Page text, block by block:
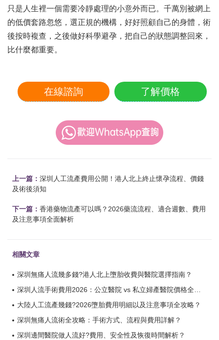
只是人生裡一個需要冷靜處理的小意外而已。千萬別被網上
的低價套路忽悠，選正規的機構，好好照顧自己的身體，術
後按時複查，之後做好科學避孕，把自己的狀態調整回來，
比什麼都重要。
在線諮詢 了解價格
上一篇： 深圳人工流產費用公開！港人北上終止懷孕流程、價錢
及術後須知
下一篇： 香港藥物流產可以嗎？2026藥流流程、適合週數、費用
及注意事項全面解析
相關文章
深圳無痛人流幾多錢?港人北上墮胎收費與醫院選擇指南？
深圳人流手術費用2026：公立醫院 vs 私立婦產醫院價格全比較？
大陸人工流產幾錢?2026墮胎費用明細以及注意事項全攻略？
深圳無痛人流術全攻略：手術方式、流程與費用詳解？
深圳邊間醫院做人流好?費用、安全性及恢復時間解析？